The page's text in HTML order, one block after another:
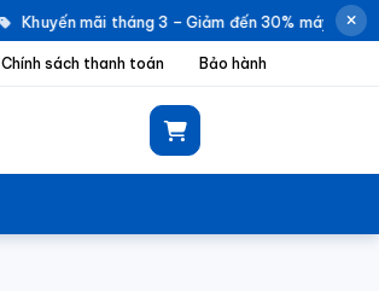
Khuyến mãi tháng 3 – Giảm đến 30% máy giặt
Chính sách thanh toán Bảo hành